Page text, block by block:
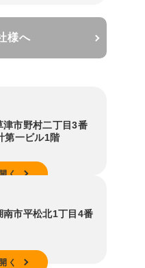
様へ
津市野村二丁目3番
第一ビル1階
く
南市平松北1丁目4番
く